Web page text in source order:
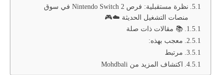
نظرة مستقبلية: فرص Nintendo Switch 2 في سوق
منصات التشغيل الحديثة ☁️🎮
📚 مقالات ذات صلة
معجب بهذه:
مرتبط
اكتشاف المزيد من Mohdbali